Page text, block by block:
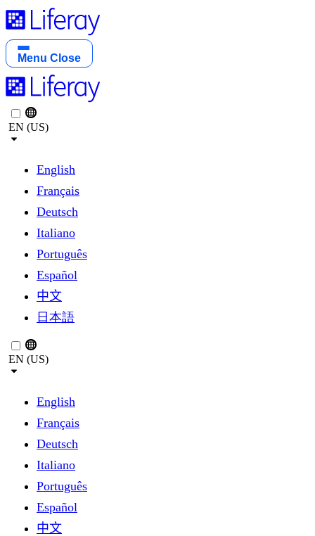
Menu Close
EN (US)
English
Français
Deutsch
Italiano
Português
Español
中文
日本語
EN (US)
English
Français
Deutsch
Italiano
Português
Español
中文